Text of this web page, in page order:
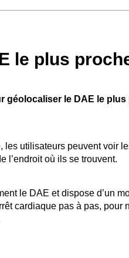
le plus
géolocaliser le DAE le
les utilisateurs peuvent voir
l’endroit où ils se trouvent.
le DAE et dispose d’un
cardiaque pas à pas, pour